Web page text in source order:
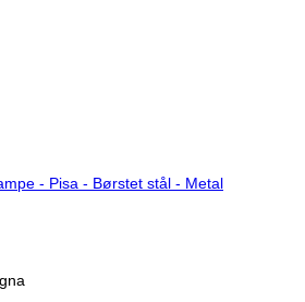
- Pisa - Børstet stål - Metal